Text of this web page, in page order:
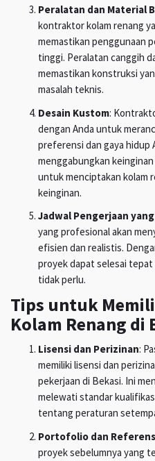
Peralatan dan Material
kontraktor kolam renang
memastikan penggunaan
tinggi. Peralatan canggih
memastikan konstruksi
masalah teknis.
Desain Kustom:
dengan Anda untuk
preferensi dan gaya hidup
menggabungkan
untuk menciptakan kolam
keinginan.
Jadwal Pengerjaan
yang profesional akan
efisien dan realistis.
proyek dapat selesai
tidak perlu.
Tips untuk
Kolam Renang di
Lisensi dan Perizinan:
memiliki lisensi dan
pekerjaan di Bekasi. Ini
melewati standar
tentang peraturan
Portofolio dan
proyek sebelumnya yang